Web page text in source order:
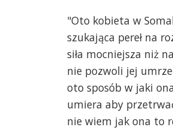
"Oto kobieta w
szukająca pereł na
siła mocniejsza niż
nie pozwoli jej
oto sposób w jaki
umiera aby
nie wiem jak ona to